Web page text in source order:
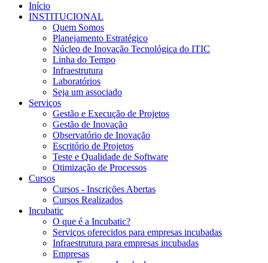
Início
INSTITUCIONAL
Quem Somos
Planejamento Estratégico
Núcleo de Inovação Tecnológica do ITIC
Linha do Tempo
Infraestrutura
Laboratórios
Seja um associado
Serviços
Gestão e Execução de Projetos
Gestão de Inovação
Observatório de Inovação
Escritório de Projetos
Teste e Qualidade de Software
Otimização de Processos
Cursos
Cursos - Inscrições Abertas
Cursos Realizados
Incubatic
O que é a Incubatic?
Serviços oferecidos para empresas incubadas
Infraestrutura para empresas incubadas
Empresas